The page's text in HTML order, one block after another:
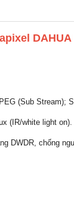
DAHUA
(Sub Stream);
(IR/white light on).
DWDR, chống